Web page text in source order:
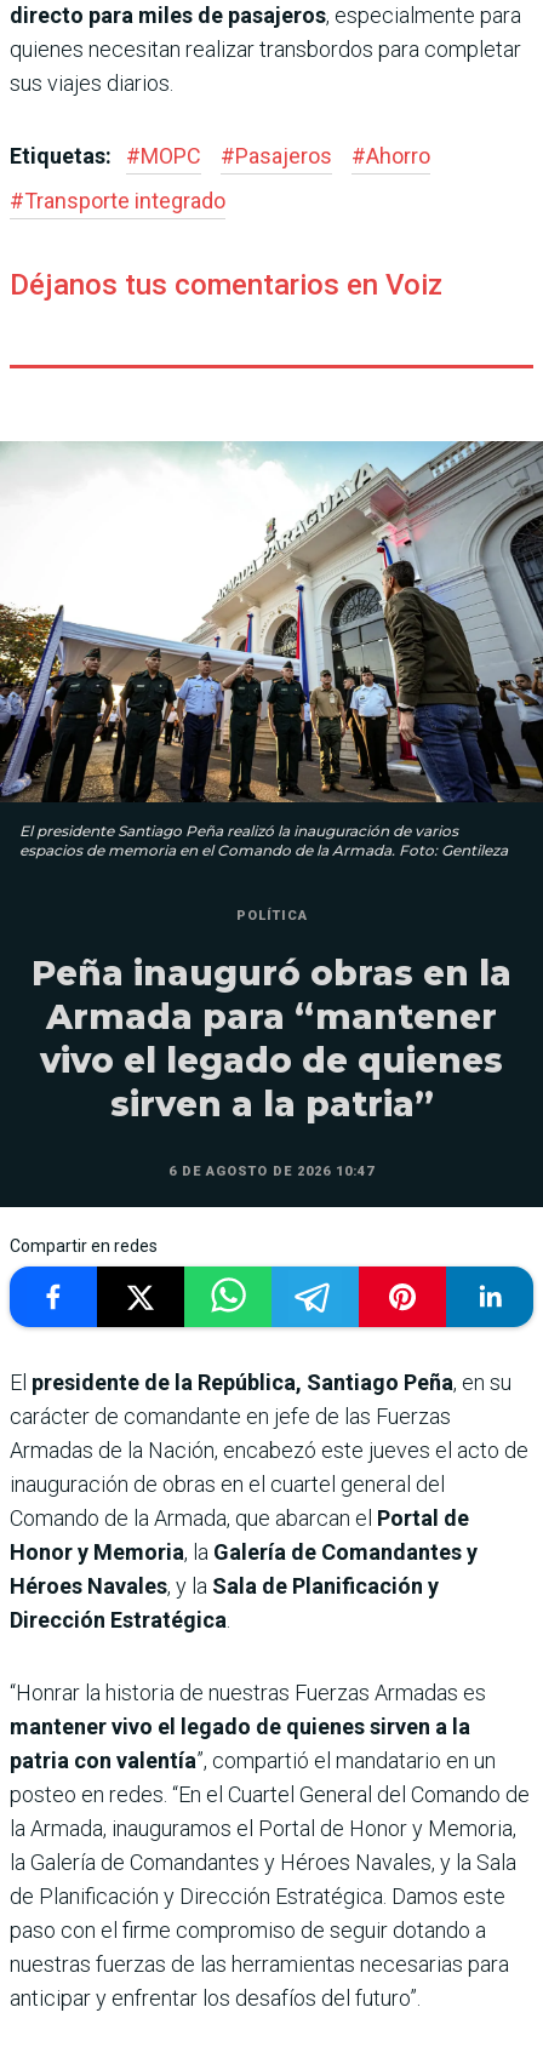
directo para miles de pasajeros, especialmente para
quienes necesitan realizar transbordos para completar
sus viajes diarios.
Etiquetas: #MOPC #Pasajeros #Ahorro
#Transporte integrado
Déjanos tus comentarios en Voiz
El presidente Santiago Peña realizó la inauguración de varios
espacios de memoria en el Comando de la Armada. Foto: Gentileza
POLÍTICA
Peña inauguró obras en la
Armada para “mantener
vivo el legado de quienes
sirven a la patria”
6 DE AGOSTO DE 2026 10:47
Compartir en redes
El presidente de la República, Santiago Peña, en su
carácter de comandante en jefe de las Fuerzas
Armadas de la Nación, encabezó este jueves el acto de
inauguración de obras en el cuartel general del
Comando de la Armada, que abarcan el Portal de
Honor y Memoria, la Galería de Comandantes y
Héroes Navales, y la Sala de Planificación y
Dirección Estratégica.
“Honrar la historia de nuestras Fuerzas Armadas es
mantener vivo el legado de quienes sirven a la
patria con valentía”, compartió el mandatario en un
posteo en redes. “En el Cuartel General del Comando de
la Armada, inauguramos el Portal de Honor y Memoria,
la Galería de Comandantes y Héroes Navales, y la Sala
de Planificación y Dirección Estratégica. Damos este
paso con el firme compromiso de seguir dotando a
nuestras fuerzas de las herramientas necesarias para
anticipar y enfrentar los desafíos del futuro”.